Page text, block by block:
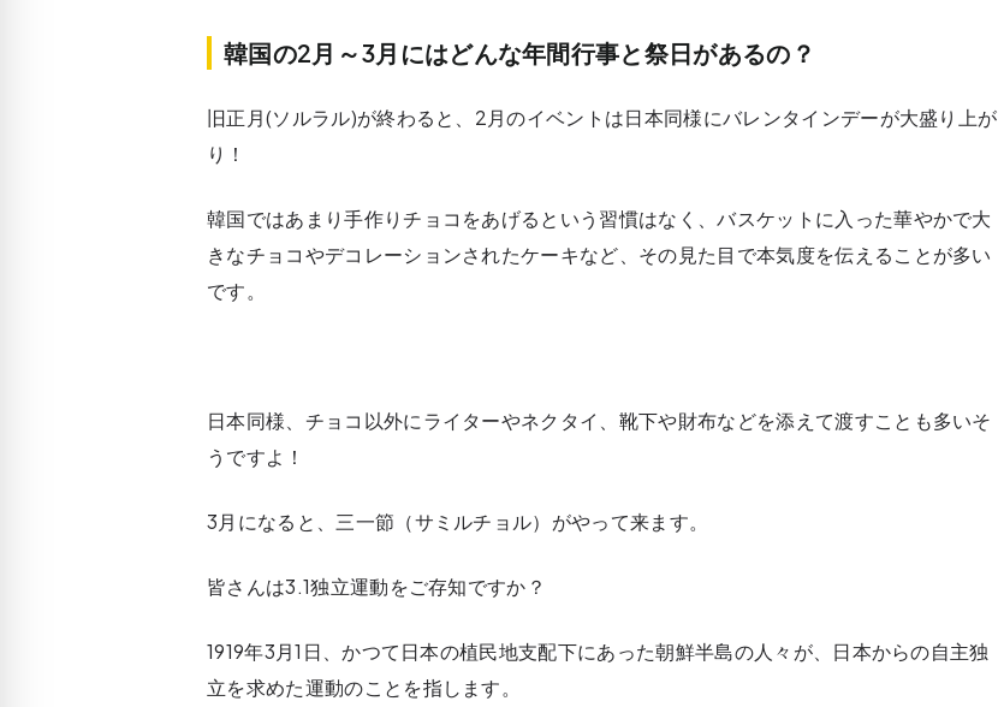
韓国の2月～3月にはどんな年間行事と祭日があるの？
旧正月(ソルラル)が終わると、2月のイベントは日本同様にバレンタインデーが大盛り上が
り！
韓国ではあまり手作りチョコをあげるという習慣はなく、バスケットに入った華やかで大
きなチョコやデコレーションされたケーキなど、その見た目で本気度を伝えることが多い
です。
日本同様、チョコ以外にライターやネクタイ、靴下や財布などを添えて渡すことも多いそ
うですよ！
3月になると、 三一節（サミルチョル） がやって来ます。
皆さんは3.1独立運動をご存知ですか？
1919年3月1日、かつて日本の植民地支配下にあった朝鮮半島の人々が、日本からの自主独
立を求めた運動のことを指します。